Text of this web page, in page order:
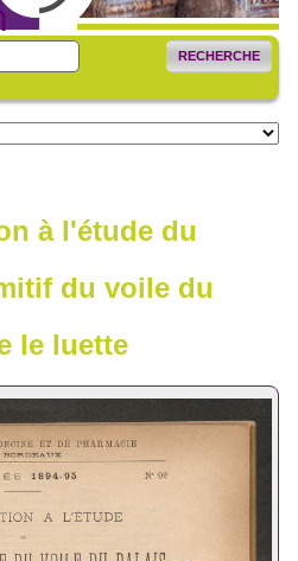
RECHERCHE
à l'étude du
du voile du
le luette